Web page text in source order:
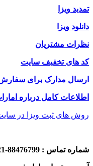
تمدید ویزا
دانلود ویزا
نظرات مشتریان
کد های تخفیف سایت
ارسال مدارک برای
اطلاعات کامل درباره
روش های ثبت ویزا در
شماره تماس : 88476799-021